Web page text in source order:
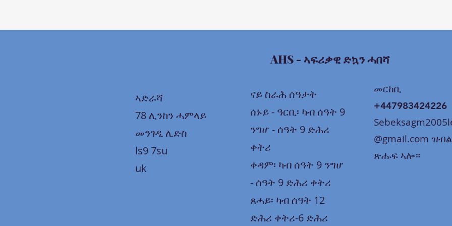
AHS - ኣፍሪቃዊ ድኳን ሓበሻ
ኣድራሻ
78 ሊንከን ሓምላይ
መንገዲ ሊድስ
ls9 7su
uk
ናይ ስራሕ ሰዓታት
ሰኑይ - ዓርቢ፡ ካብ ሰዓት 9
ንግሆ - ሰዓት 9 ድሕሪ
ቀትሪ
ቀዳም፡ ካብ ሰዓት 9 ንግሆ
- ሰዓት 9 ድሕሪ ቀትሪ
ጸሓይ፡ ካብ ሰዓት 12
ድሕሪ ቀትሪ-6 ድሕሪ
መርከቢ
+447983424226
@gmail.com ዝብል
ጽሑፍ ኣሎ።